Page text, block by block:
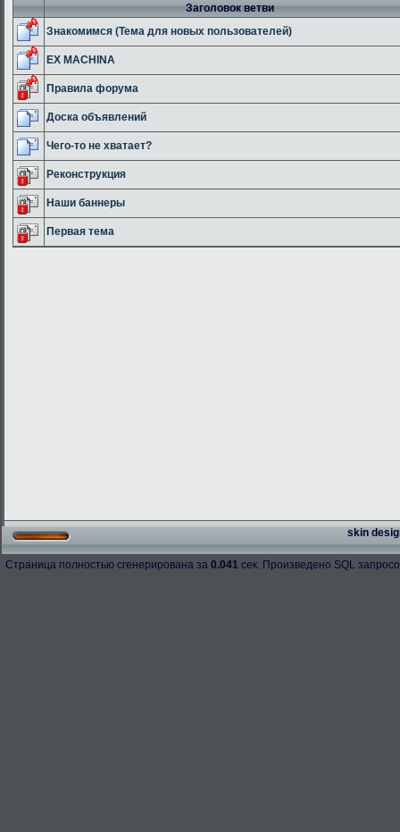
Заголовок ветви
Знакомимся (Тема для новых пользователей)
EX MACHINA
Правила форума
Доска объявлений
Чего-то не хватает?
Реконструкция
Наши баннеры
Первая тема
skin
Страница полностью сгенерирована за 0.041 сек. Произведено SQL